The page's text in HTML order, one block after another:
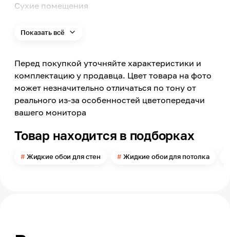
Сухие помещения
Стена, Потолок
Цвет заявленный производителем
Мятный
102
Рельефная
Можно мыть
Нет
Показать всё
Перед покупкой уточняйте характеристики и
комплектацию у продавца. Цвет товара на фото
может незначительно отличаться по тону от
реального из-за особенностей цветопередачи
вашего монитора
Товар находится в подборках
Жидкие обои для стен Жидкие обои для потолка